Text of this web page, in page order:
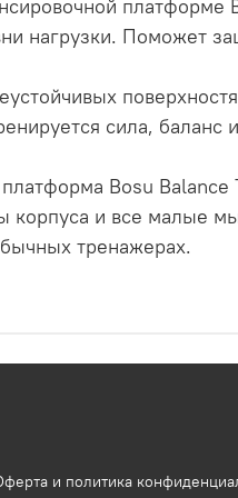
нагрузки. Поможет
сила, баланс
Bosu
и все малые
тренажерах.
и политика